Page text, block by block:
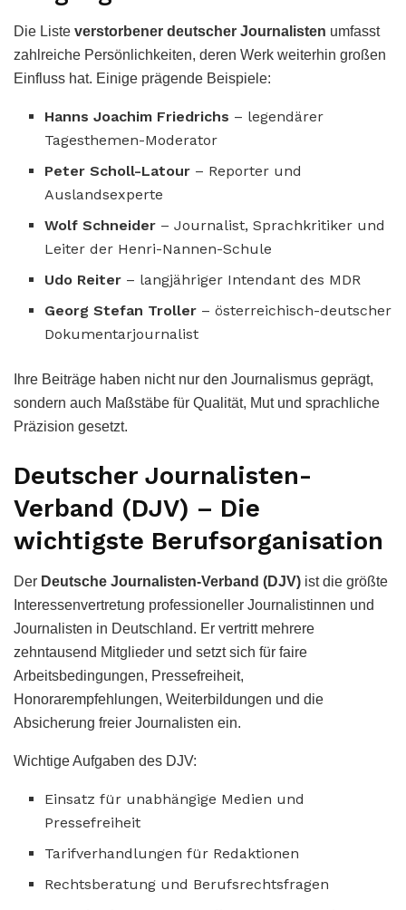
Die Liste verstorbener deutscher Journalisten umfasst
zahlreiche Persönlichkeiten, deren Werk weiterhin großen
Einfluss hat. Einige prägende Beispiele:
Hanns Joachim Friedrichs – legendärer
Tagesthemen-Moderator
Peter Scholl-Latour – Reporter und
Auslandsexperte
Wolf Schneider – Journalist, Sprachkritiker und
Leiter der Henri-Nannen-Schule
Udo Reiter – langjähriger Intendant des MDR
Georg Stefan Troller – österreichisch-deutscher
Dokumentarjournalist
Ihre Beiträge haben nicht nur den Journalismus geprägt,
sondern auch Maßstäbe für Qualität, Mut und sprachliche
Präzision gesetzt.
Deutscher Journalisten-
Verband (DJV) – Die
wichtigste Berufsorganisation
Der Deutsche Journalisten-Verband (DJV) ist die größte
Interessenvertretung professioneller Journalistinnen und
Journalisten in Deutschland. Er vertritt mehrere
zehntausend Mitglieder und setzt sich für faire
Arbeitsbedingungen, Pressefreiheit,
Honorarempfehlungen, Weiterbildungen und die
Absicherung freier Journalisten ein.
Wichtige Aufgaben des DJV:
Einsatz für unabhängige Medien und
Pressefreiheit
Tarifverhandlungen für Redaktionen
Rechtsberatung und Berufsrechtsfragen